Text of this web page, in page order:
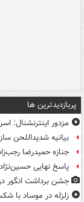
پربازدیدترین ها
مزدور اینترنشنال:
بیانیه شدیداللحن
جنازه حمیدرضا
پاسخ نهایی
جشن برداشت انگور
زلزله در موساد با